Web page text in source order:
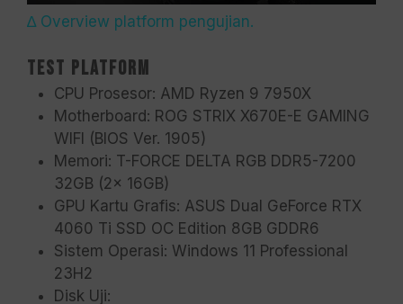
∆ Overview platform pengujian.
Test Platform
CPU Prosesor: AMD Ryzen 9 7950X
Motherboard: ROG STRIX X670E-E GAMING
WIFI (BIOS Ver. 1905)
Memori: T-FORCE DELTA RGB DDR5-7200
32GB (2x 16GB)
GPU Kartu Grafis: ASUS Dual GeForce RTX
4060 Ti SSD OC Edition 8GB GDDR6
Sistem Operasi: Windows 11 Professional
23H2
Disk Uji: